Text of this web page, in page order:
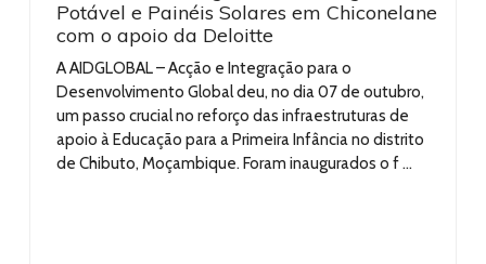
Potável e Painéis Solares em Chiconelane
com o apoio da Deloitte
A AIDGLOBAL – Acção e Integração para o
Desenvolvimento Global deu, no dia 07 de outubro,
um passo crucial no reforço das infraestruturas de
apoio à Educação para a Primeira Infância no distrito
de Chibuto, Moçambique. Foram inaugurados o f ...